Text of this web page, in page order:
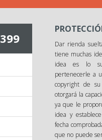
399
Dar rienda
tiene muchas
idea es lo
pertenecerle a
copyright de
otorgará la
ya que le
idea y
fecha
que no puede